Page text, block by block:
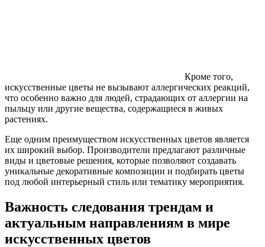
Кроме того,
искусственные цветы не вызывают аллергических реакций,
что особенно важно для людей, страдающих от аллергии на
пыльцу или другие вещества, содержащиеся в живых
растениях.
Еще одним преимуществом искусственных цветов является
их широкий выбор. Производители предлагают различные
виды и цветовые решения, которые позволяют создавать
уникальные декоративные композиции и подбирать цветы
под любой интерьерный стиль или тематику мероприятия.
Важность следования трендам и
актуальным направлениям в мире
искусственных цветов